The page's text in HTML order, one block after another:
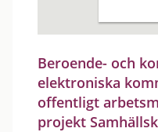
Beroende- och
elektroniska
offentligt
projekt